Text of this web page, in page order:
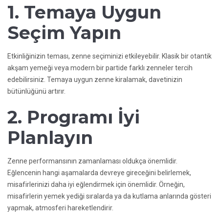
1. Temaya Uygun
Seçim Yapın
Etkinliğinizin teması, zenne seçiminizi etkileyebilir. Klasik bir otantik
akşam yemeği veya modern bir partide farklı zenneler tercih
edebilirsiniz. Temaya uygun zenne kiralamak, davetinizin
bütünlüğünü artırır.
2. Programı İyi
Planlayın
Zenne performansının zamanlaması oldukça önemlidir.
Eğlencenin hangi aşamalarda devreye gireceğini belirlemek,
misafirlerinizi daha iyi eğlendirmek için önemlidir. Örneğin,
misafirlerin yemek yediği sıralarda ya da kutlama anlarında gösteri
yapmak, atmosferi hareketlendirir.